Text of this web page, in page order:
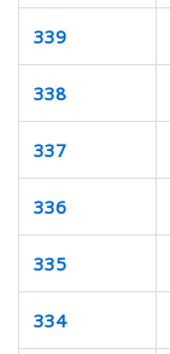
339
338
337
336
335
334